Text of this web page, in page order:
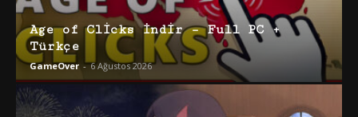
Age of Clicks İndir – Full PC +
Türkçe
GameOver - 6 Ağustos 2026